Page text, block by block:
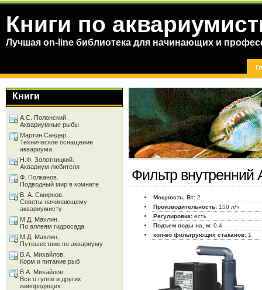
Книги по
Лучшая on-line библиотека для начинающих и
Фильтр внутренний
Мощность, Вт: 2
Производительность: 150 л/ч
Регулировка: есть
Подъем воды на, м: 0,4
кол-во фильтрующих стаканов: 1
Книги
А.С. Полонский.
Аквариумные рыбы
Мартин Сандер.
Техническое оснащение
аквариума
Н.Ф. Золотницкий.
Аквариум любителя
Ф. Полканов.
Подводный мир в комнате
В. А. Смирнов.
Советы начинающему
аквариумисту
М.Д. Махлин.
По аллеям гидросада
М.Д. Махлин.
Путешествие по аквариуму
В.А. Михайлов.
Корм и питание рыб
В.А. Михайлов.
Все о гуппи и других
живородящих